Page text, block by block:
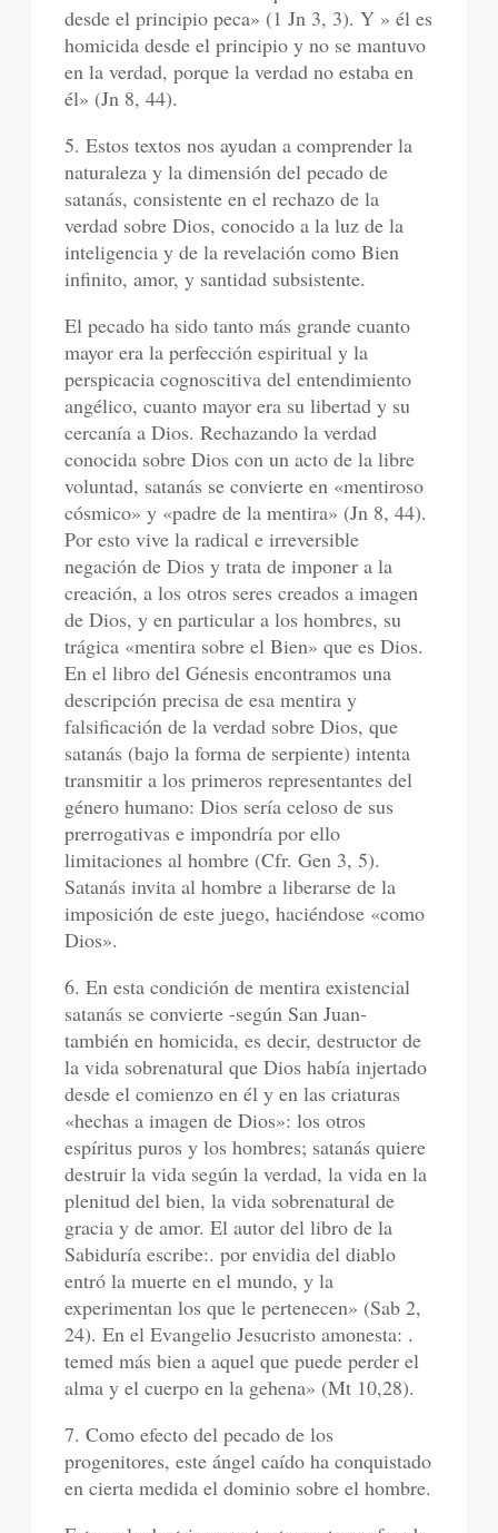
desde el principio peca» (1 Jn 3, 3). Y » él es
homicida desde el principio y no se mantuvo
en la verdad, porque la verdad no estaba en
él» (Jn 8, 44).
5. Estos textos nos ayudan a comprender la
naturaleza y la dimensión del pecado de
satanás, consistente en el rechazo de la
verdad sobre Dios, conocido a la luz de la
inteligencia y de la revelación como Bien
infinito, amor, y santidad subsistente.
El pecado ha sido tanto más grande cuanto
mayor era la perfección espiritual y la
perspicacia cognoscitiva del entendimiento
angélico, cuanto mayor era su libertad y su
cercanía a Dios. Rechazando la verdad
conocida sobre Dios con un acto de la libre
voluntad, satanás se convierte en «mentiroso
cósmico» y «padre de la mentira» (Jn 8, 44).
Por esto vive la radical e irreversible
negación de Dios y trata de imponer a la
creación, a los otros seres creados a imagen
de Dios, y en particular a los hombres, su
trágica «mentira sobre el Bien» que es Dios.
En el libro del Génesis encontramos una
descripción precisa de esa mentira y
falsificación de la verdad sobre Dios, que
satanás (bajo la forma de serpiente) intenta
transmitir a los primeros representantes del
género humano: Dios sería celoso de sus
prerrogativas e impondría por ello
limitaciones al hombre (Cfr. Gen 3, 5).
Satanás invita al hombre a liberarse de la
imposición de este juego, haciéndose «como
Dios».
6. En esta condición de mentira existencial
satanás se convierte -según San Juan-
también en homicida, es decir, destructor de
la vida sobrenatural que Dios había injertado
desde el comienzo en él y en las criaturas
«hechas a imagen de Dios»: los otros
espíritus puros y los hombres; satanás quiere
destruir la vida según la verdad, la vida en la
plenitud del bien, la vida sobrenatural de
gracia y de amor. El autor del libro de la
Sabiduría escribe:. por envidia del diablo
entró la muerte en el mundo, y la
experimentan los que le pertenecen» (Sab 2,
24). En el Evangelio Jesucristo amonesta: .
temed más bien a aquel que puede perder el
alma y el cuerpo en la gehena» (Mt 10,28).
7. Como efecto del pecado de los
progenitores, este ángel caído ha conquistado
en cierta medida el dominio sobre el hombre.